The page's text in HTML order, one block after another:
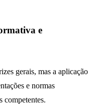
e
gerais, mas a aplicação
e normas
competentes.